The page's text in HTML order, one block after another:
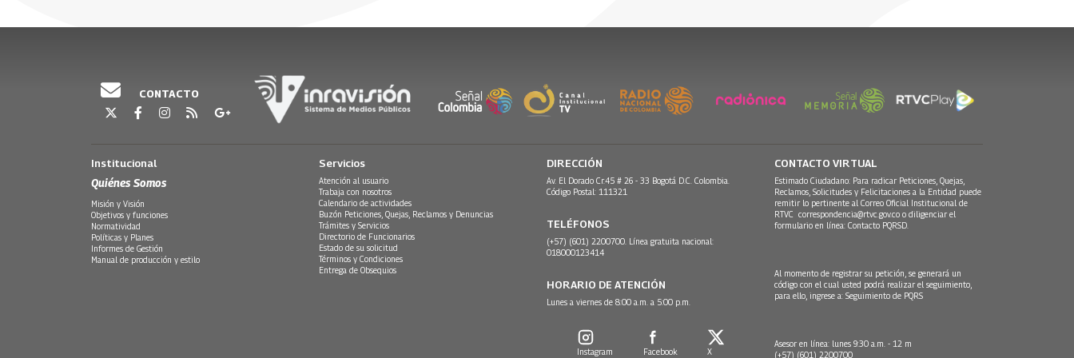
CONTACTO
Institucional
Quiénes Somos
Misión y Visión
Objetivos y funciones
Normatividad
Políticas y Planes
Informes de Gestión
Manual de producción y estilo
Servicios
Atención al usuario
Trabaja con nosotros
Calendario de actividades
Buzón Peticiones, Quejas, Reclamos y Denuncias
Trámites y Servicios
Directorio de Funcionarios
Estado de su solicitud
Términos y Condiciones
Entrega de Obsequios
DIRECCIÓN
Av. El Dorado Cr.45 # 26 - 33 Bogotá D.C. Colombia.
Código Postal: 111321
TELÉFONOS
(+57) (601) 2200700. Línea gratuita nacional:
018000123414
HORARIO DE ATENCIÓN
Lunes a viernes de 8:00 a.m. a 5:00 p.m.
Instagram Facebook X
CONTACTO VIRTUAL
Estimado Ciudadano: Para radicar Peticiones, Quejas,
Reclamos, Solicitudes y Felicitaciones a la Entidad puede
remitir lo pertinente al Correo Oficial Institucional de
RTVC correspondencia@rtvc.gov.co o diligenciar el
formulario en línea: Contacto PQRSD.
Al momento de registrar su petición, se generará un
código con el cual usted podrá realizar el seguimiento,
para ello, ingrese a: Seguimiento de PQRS
Asesor en línea: lunes 9:30 a.m. - 12 m
(+57) (601) 2200700